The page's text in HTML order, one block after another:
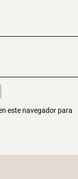
este navegador para